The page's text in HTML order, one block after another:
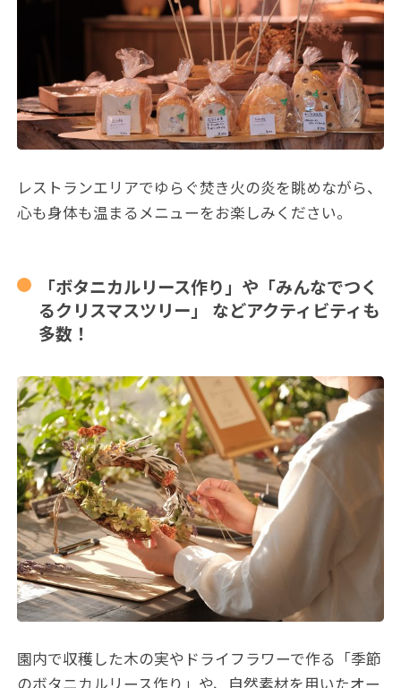
レストランエリアでゆらぐ焚き火の炎を眺めながら、
心も身体も温まるメニューをお楽しみください。
「ボタニカルリース作り」や「みんなでつく
るクリスマスツリー」 などアクティビティも
多数！
園内で収穫した木の実やドライフラワーで作る「季節